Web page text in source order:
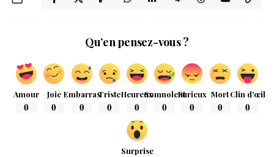
Qu’en pensez-vous ?
Amour
0
Joie
0
Embarras
0
Triste
0
Heureux
0
Somnolent
0
Furieux
0
Mort
0
Clin d'œil
0
Surprise